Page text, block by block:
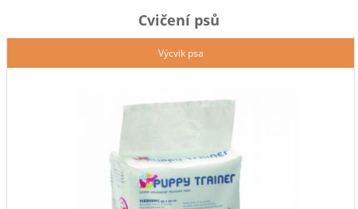
Cvičení psů
Výcvik psa